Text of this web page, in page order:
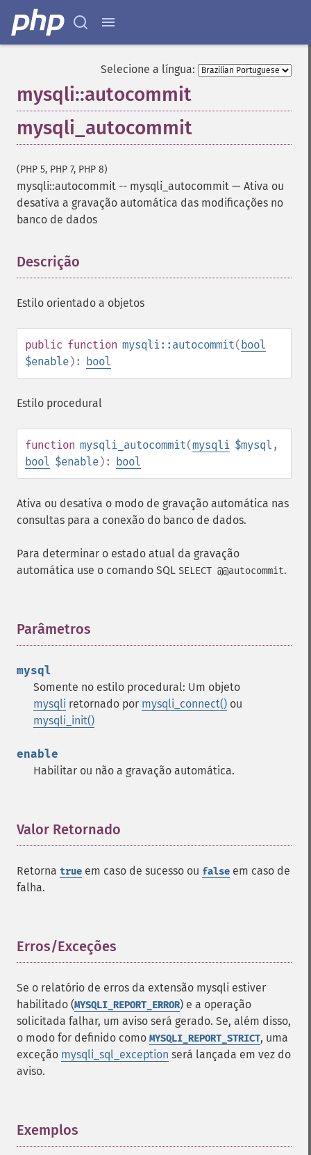
Selecione a língua:
mysqli::autocommit
mysqli_autocommit
(PHP 5, PHP 7, PHP 8)
mysqli::autocommit -- mysqli_autocommit — Ativa ou
desativa a gravação automática das modificações no
banco de dados
Descrição
Estilo orientado a objetos
public function mysqli::autocommit(bool
$enable): bool
Estilo procedural
function mysqli_autocommit(mysqli $mysql ,
bool $enable): bool
Ativa ou desativa o modo de gravação automática nas
consultas para a conexão do banco de dados.
Para determinar o estado atual da gravação
automática use o comando SQL SELECT @@autocommit.
Parâmetros
mysql
Somente no estilo procedural: Um objeto
mysqli retornado por mysqli_connect() ou
mysqli_init()
enable
Habilitar ou não a gravação automática.
Valor Retornado
Retorna true em caso de sucesso ou false em caso de
falha.
Erros/Exceções
Se o relatório de erros da extensão mysqli estiver
habilitado (MYSQLI_REPORT_ERROR) e a operação
solicitada falhar, um aviso será gerado. Se, além disso,
o modo for definido como MYSQLI_REPORT_STRICT, uma
exceção mysqli_sql_exception será lançada em vez do
aviso.
Exemplos